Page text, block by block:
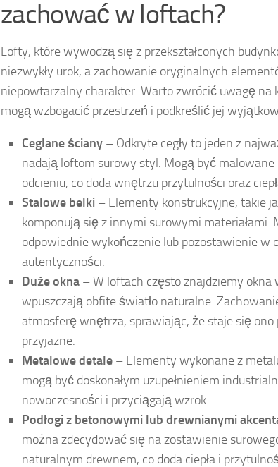
zachować w loftach?
Lofty, które wywodzą się z przekształconych
niezwykły urok, a zachowanie oryginalnych
niepowtarzalny charakter. Warto zwrócić uwagę na
mogą wzbogacić przestrzeń i podkreślić jej
Ceglane ściany – Odkryte cegły to jeden z
nadają loftom surowy styl. Mogą być
odcieniu, co doda wnętrzu przytulności oraz
Stalowe belki – Elementy konstrukcyjne, takie
komponują się z innymi surowymi materiałami.
odpowiednie wykończenie lub pozostawienie w
autentyczności.
Duże okna – W loftach często znajdziemy
wpuszczają obfite światło naturalne.
atmosferę wnętrza, sprawiając, że staje się ono
przyjazne.
Metalowe detale – Elementy wykonane z
mogą być doskonałym uzupełnieniem
nowoczesności i przyciągają wzrok.
Podłogi z betonowymi lub drewnianymi
można zdecydować się na zostawienie
naturalnym drewnem, co doda ciepła i